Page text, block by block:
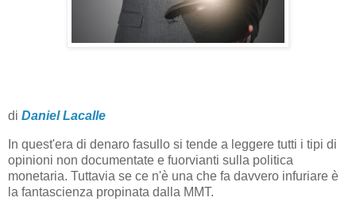
di Daniel Lacalle
In quest'era di denaro fasullo si tende a leggere tutti i tipi di
opinioni non documentate e fuorvianti sulla politica
monetaria. Tuttavia se ce n'è una che fa davvero infuriare è
la fantascienza propinata dalla MMT.